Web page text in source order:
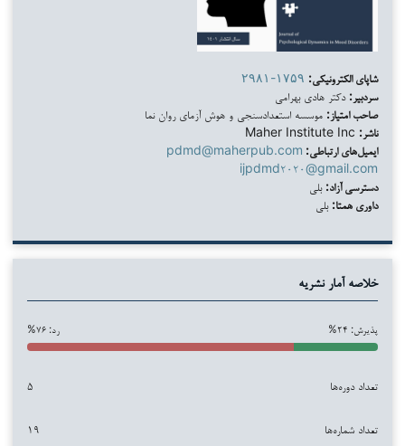
شاپای الکترونیکی: ۲۹۸۱-۱۷۵۹
سردبیر: دکتر هادی بهرامی
صاحب امتیاز: موسسه استعدادسنجی و هوش آزمای روان نما
ناشر:
ایمیل‌های ارتباطی: pdmd@maherpub.com
ijpdmd۲۰۲۰@gmail.com
دسترسی آزاد: بلی
داوری همتا: بلی
خلاصه آمار نشریه
پذیرش: ۲۴% رد: ۷۶%
تعداد دوره‌ها ۵
تعداد شماره‌ها ۱۹